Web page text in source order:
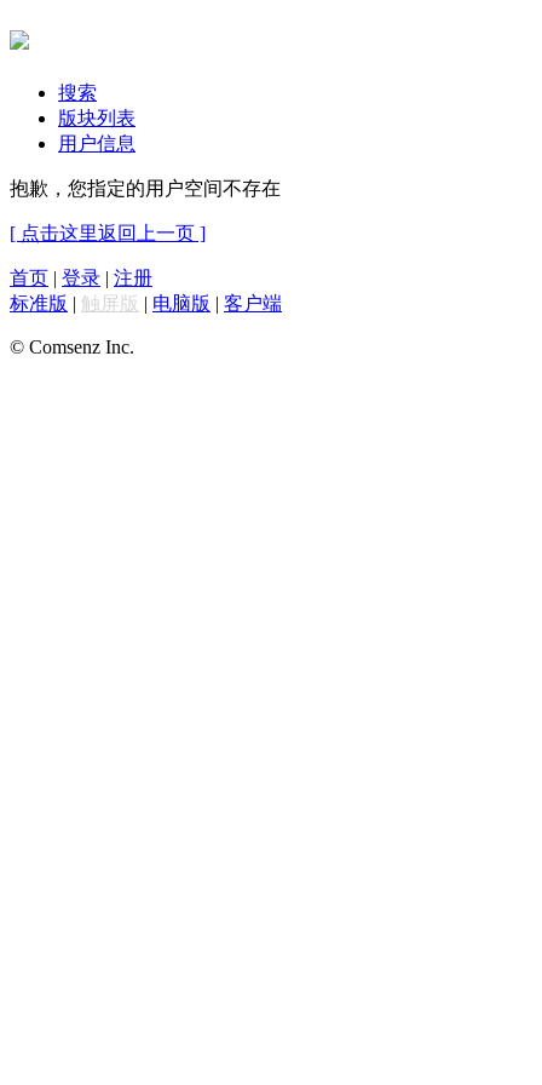
搜索
版块列表
用户信息
抱歉，您指定的用户空间不存在
[ 点击这里返回上一页 ]
首页 | 登录 | 注册
标准版 | 触屏版 | 电脑版 | 客户端
© Comsenz Inc.